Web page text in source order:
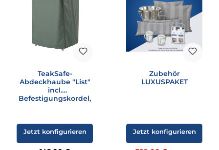
TeakSafe-
Abdeckhaube "List"
incl.
Befestigungskordel,
Jetzt konfigurieren
Zubehör
LUXUSPAKET
Jetzt konfigurieren